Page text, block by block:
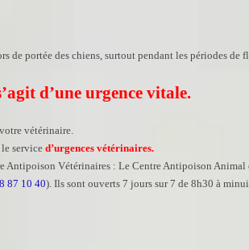
de portée des chiens, surtout pendant les périodes de
d’une urgence vitale.
vétérinaire.
service d’urgences vétérinaires.
Antipoison Vétérinaires : Le Centre Antipoison
87 10 40). Ils sont ouverts 7 jours sur 7 de 8h30 à